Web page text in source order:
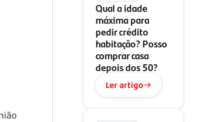
Qual a idade
máxima para
pedir crédito
habitação? Posso
comprar casa
depois dos 50?
Ler artigo